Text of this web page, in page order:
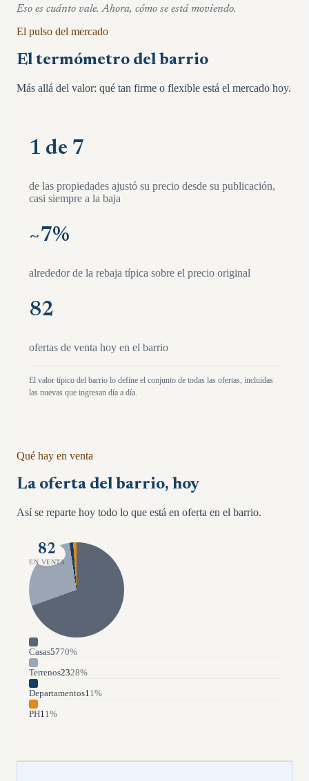
Eso es cuánto vale. Ahora, cómo se está moviendo.
El pulso del mercado
El termómetro del barrio
Más allá del valor: qué tan firme o flexible está el mercado hoy.
1 de 7
de las propiedades ajustó su precio desde su publicación,
casi siempre a la baja
~7%
alrededor de la rebaja típica sobre el precio original
82
ofertas de venta hoy en el barrio
El valor típico del barrio lo define el conjunto de todas las ofertas, incluidas
las nuevas que ingresan día a día.
Qué hay en venta
La oferta del barrio, hoy
Así se reparte hoy todo lo que está en oferta en el barrio.
82
EN VENTA
Casas5770%
Terrenos2328%
Departamentos1 1 %
PH1 1 %